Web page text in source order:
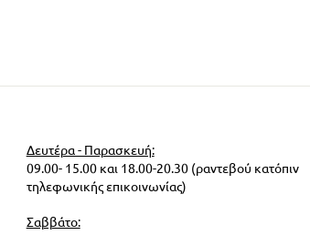
Δευτέρα - Παρασκευή:
09.00- 15.00 και 18.00-20.30 (ραντεβού κατόπιν
τηλεφωνικής επικοινωνίας)
Σαββάτο: